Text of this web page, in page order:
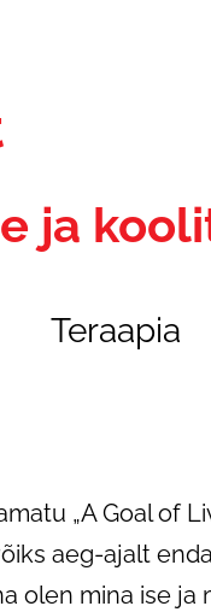
ja
Teraapia
„A Goal of
aeg-ajalt
olen mina ise